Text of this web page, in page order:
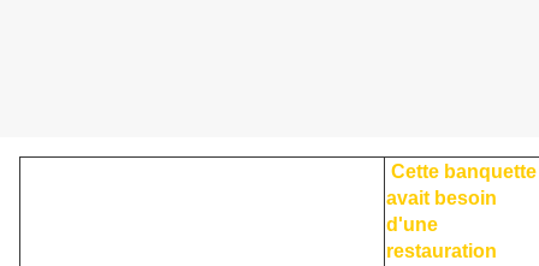
Cette banquette
avait besoin
d'une
restauration